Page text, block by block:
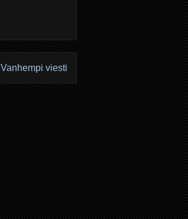
Vanhempi viesti